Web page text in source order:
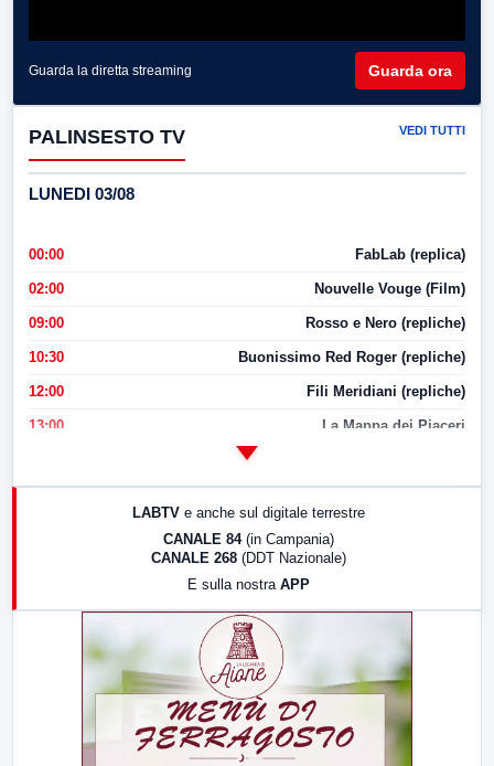
Guarda la diretta streaming Guarda ora
PALINSESTO TV VEDI TUTTI
LUNEDI 03/08
00:00 FabLab (replica)
02:00 Nouvelle Vouge (Film)
09:00 Rosso e Nero (repliche)
10:30 Buonissimo Red Roger (repliche)
12:00 Fili Meridiani (repliche)
13:00 La Mappa dei Piaceri
LABTV e anche sul digitale terrestre
CANALE 84 (in Campania)
CANALE 268 (DDT Nazionale)
E sulla nostra APP